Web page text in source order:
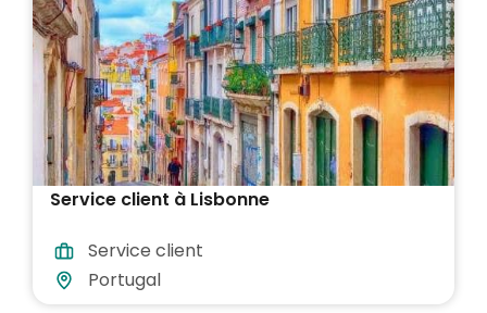
Service client à Lisbonne
Service client
Portugal